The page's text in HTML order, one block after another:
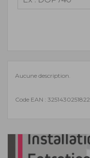
Aucune description.
Code EAN : 3251430251822